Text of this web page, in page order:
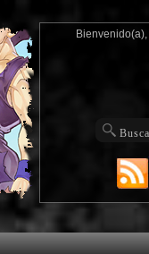
Bienvenido(a),